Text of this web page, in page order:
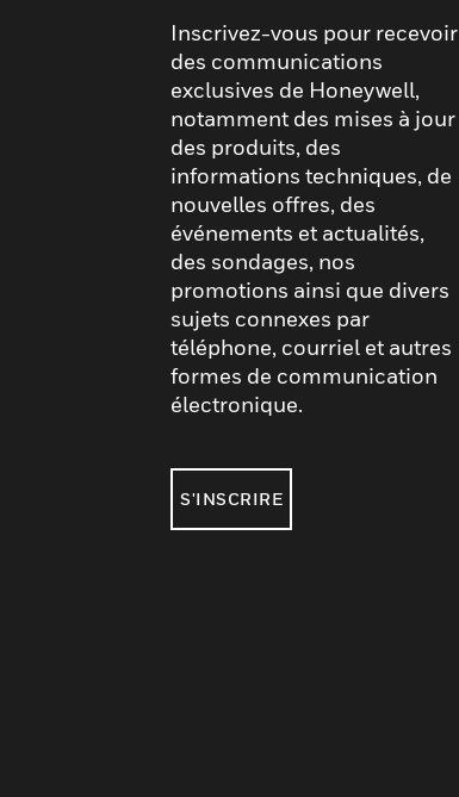
Inscrivez-vous pour recevoir
des communications
exclusives de Honeywell,
notamment des mises à jour
des produits, des
informations techniques, de
nouvelles offres, des
événements et actualités,
des sondages, nos
promotions ainsi que divers
sujets connexes par
téléphone, courriel et autres
formes de communication
électronique.
S'INSCRIRE